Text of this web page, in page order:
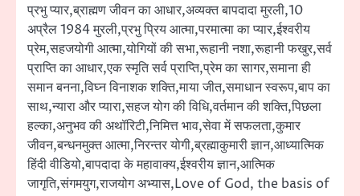
प्रभु प्यार,ब्राह्मण जीवन का आधार,अव्यक्त बापदादा मुरली,10
अप्रैल 1984 मुरली,प्रभु प्रिय आत्मा,परमात्मा का प्यार,ईश्वरीय
प्रेम,सहजयोगी आत्मा,योगियों की सभा,रूहानी नशा,रूहानी फखुर,सर्व
प्राप्ति का आधार,एक स्मृति सर्व प्राप्ति,प्रेम का सागर,समाना ही
समान बनना,विघ्न विनाशक शक्ति,माया जीत,समाधान स्वरूप,बाप का
साथ,न्यारा और प्यारा,सहज योग की विधि,वर्तमान की शक्ति,पिछला
हल्का,अनुभव की अथॉरिटी,निमित्त भाव,सेवा में सफलता,कुमार
जीवन,बन्धनमुक्त आत्मा,निरन्तर योगी,ब्रह्माकुमारी ज्ञान,आध्यात्मिक
हिंदी वीडियो,बापदादा के महावाक्य,ईश्वरीय ज्ञान,आत्मिक
जागृति,संगमयुग,राजयोग अभ्यास,Love of God, the basis of